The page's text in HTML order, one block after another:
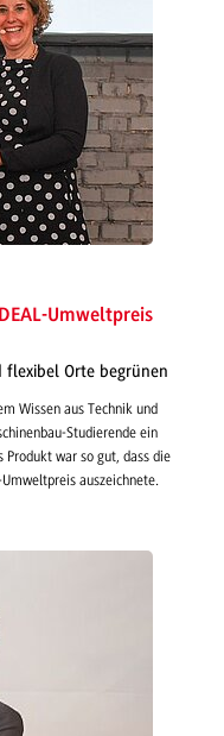
Umweltpreis
Orte begrünen
Wissen aus Technik und
Studierende ein
war so gut, dass die
auszeichnete.